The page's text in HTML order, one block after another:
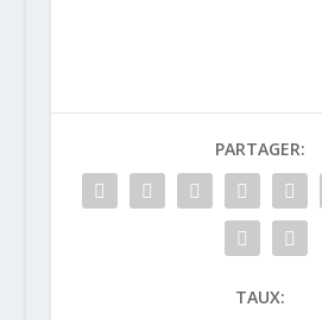
PARTAGER:
TAUX: